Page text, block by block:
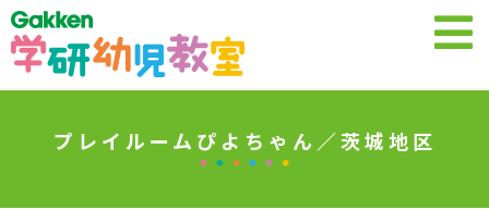
プレイルームぴよちゃん／茨城地区